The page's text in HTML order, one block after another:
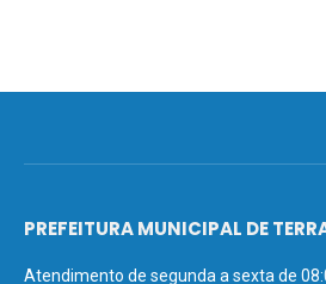
PREFEITURA MUNICIPAL DE
Atendimento de segunda a sexta de